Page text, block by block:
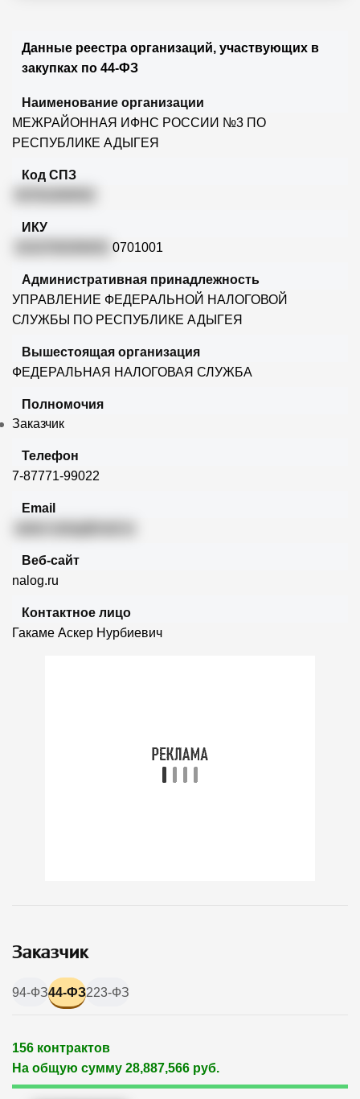
Данные реестра организаций, участвующих в
закупках по 44-ФЗ
Наименование организации
МЕЖРАЙОННАЯ ИФНС РОССИИ №3 ПО
РЕСПУБЛИКЕ АДЫГЕЯ
Код СПЗ
ИКУ
0701001
Административная принадлежность
УПРАВЛЕНИЕ ФЕДЕРАЛЬНОЙ НАЛОГОВОЙ
СЛУЖБЫ ПО РЕСПУБЛИКЕ АДЫГЕЯ
Вышестоящая организация
ФЕДЕРАЛЬНАЯ НАЛОГОВАЯ СЛУЖБА
Полномочия
Заказчик
Телефон
7-87771-99022
Email
Веб-сайт
nalog.ru
Контактное лицо
Гакаме Аскер Нурбиевич
Заказчик
94-ФЗ44-ФЗ223-ФЗ
156 контрактов
На общую сумму 28,887,566 руб.